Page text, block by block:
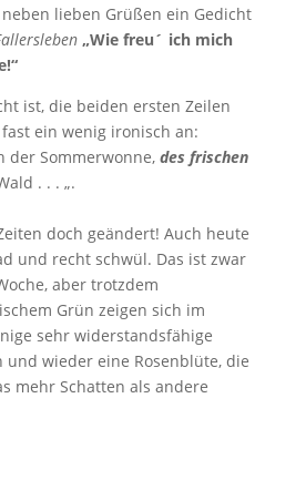
lieben Grüßen ein Gedicht
„Wie freu´ ich mich
ist, die beiden ersten Zeilen
ein wenig ironisch an:
der Sommerwonne, des frischen
. . . „.
doch geändert! Auch heute
und recht schwül. Das ist zwar
aber trotzdem
Grün zeigen sich im
sehr widerstandsfähige
und wieder eine Rosenblüte, die
mehr Schatten als andere